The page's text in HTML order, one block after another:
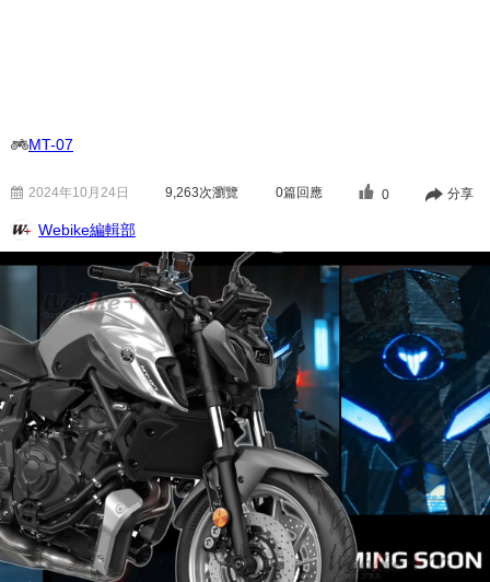
MT-07
2024年10月24日 9,263次瀏覽 0篇回應 0 分享
Webike編輯部